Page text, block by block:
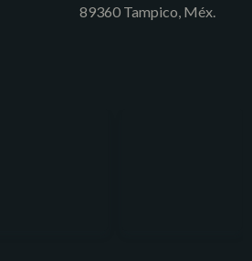
89360 Tampico, Méx.